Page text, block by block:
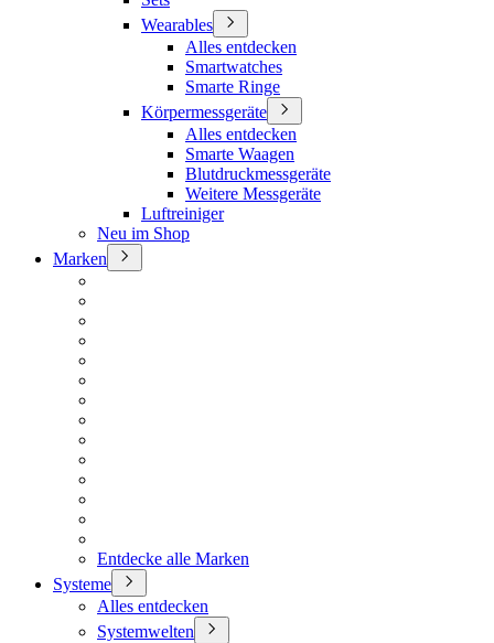
Wearables
Alles entdecken
Smartwatches
Smarte Ringe
Körpermessgeräte
Alles entdecken
Smarte Waagen
Blutdruckmessgeräte
Weitere Messgeräte
Luftreiniger
Neu im Shop
Marken
Entdecke alle Marken
Systeme
Alles entdecken
Systemwelten